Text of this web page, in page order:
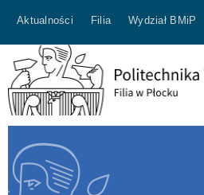
Aktualności Filia Wydział BMiP